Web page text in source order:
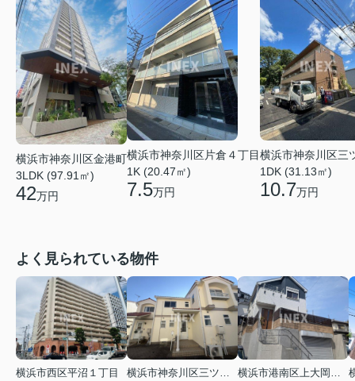
横浜市神奈川区金港町
3LDK (97.91㎡)
42万円
横浜市神奈川区片倉４丁目
1K (20.47㎡)
7.5万円
横浜市神奈川区三
1DK (31.13㎡)
10.7万円
よく見られている物件
横浜市西区平沼１丁目
横浜市神奈川区三ツ沢上町
横浜市港南区上大岡東２丁目